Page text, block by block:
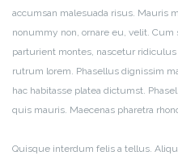
accumsan malesuada risus. Mauris
nonummy non, ornare eu, velit.
parturient montes, nascetur
rutrum lorem. Phasellus dignissim
hac habitasse platea dictumst.
quis mauris. Maecenas pharetra
Quisque interdum felis a tellus.